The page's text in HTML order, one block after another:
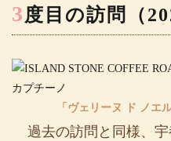
3度目の訪問（
「ヴェリーヌ ド ノエ
過去の訪問と同様、